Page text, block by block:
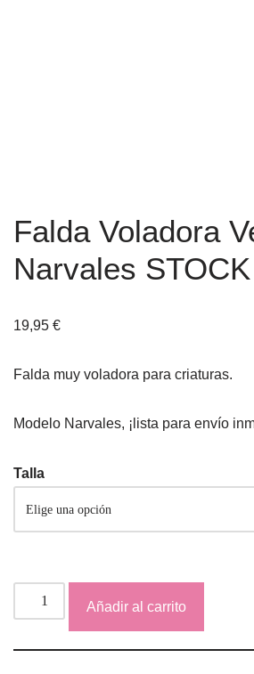
Falda Voladora
Narvales STOCK
19,95 €
Falda muy voladora para criaturas.
Modelo Narvales, ¡lista para envío
Talla
Añadir al carrito